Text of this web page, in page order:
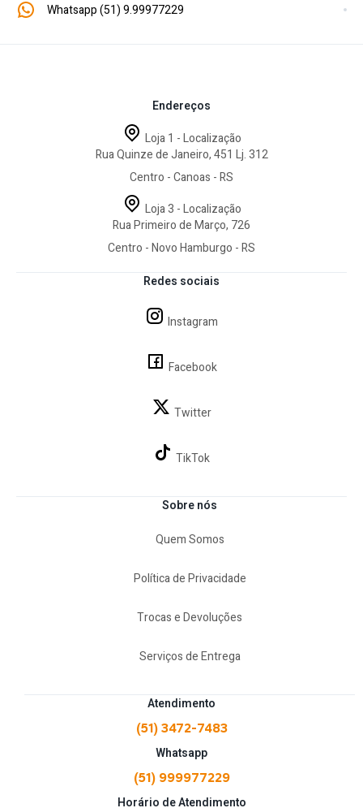
Whatsapp (51) 9.99977229
Atendimento
(51) 3472-7483
Whatsapp
(51) 999977229
Horário de Atendimento
Sobre nós
Quem Somos
Política de Privacidade
Trocas e Devoluções
Serviços de Entrega
Redes sociais
Instagram
Facebook
Twitter
TikTok
Endereços
Loja 1 - Localização
Rua Quinze de Janeiro, 451 Lj. 312
Centro - Canoas - RS
Loja 3 - Localização
Rua Primeiro de Março, 726
Centro - Novo Hamburgo - RS